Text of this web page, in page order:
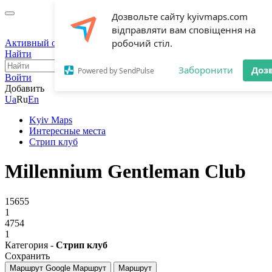
Дозвольте сайту kyivmaps.com
відправляти вам сповіщення на
робочий стіл.
Powered by SendPulse Заборонити
Активный отдых МероприятияИнтересные места
Найти
Войти
Добавить
UaRuEn
Kyiv Maps
Интересные места
Стрип клуб
Millennium Gentleman Club
15655
1
4754
1
Категория - Стрип клуб
Сохранить
Маршрут Google Маршрут Маршрут